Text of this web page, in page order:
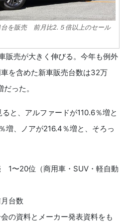
を販売 前月比2.５倍以上のセール
販売が大きく伸びる。今年も例外
を含めた新車販売台数は32万
った。
と、アルファードが110.6％増と
増、ノアが216.4％増と、そろっ
〜20位（商用車・SUV・軽自動
台数
の資料とメーカー発表資料をも